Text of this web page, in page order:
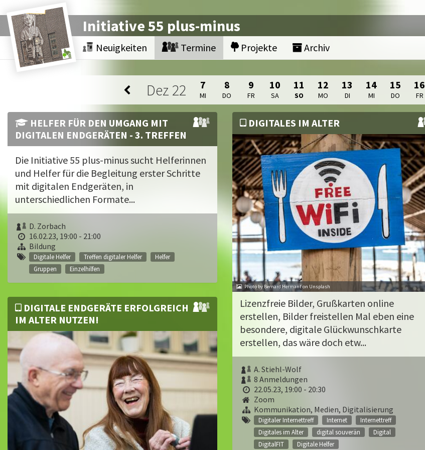
Initiative 55 plus-minus
Neuigkeiten Termine Projekte Archiv
Dez 22 7
MI
8
DO
9
FR
10
SA
11
SO
12
MO
13
DI
14
MI
15
DO
16
FR
HELFER FÜR DEN UMGANG MIT
DIGITALEN ENDGERÄTEN - 3. TREFFEN
Die Initiative 55 plus-minus sucht Helferinnen
und Helfer für die Begleitung erster Schritte
mit digitalen Endgeräten, in
unterschiedlichen Formate...
D. Zorbach
16.02.23, 19:00 - 21:00
Bildung
Digitale Helfer Treffen digitaler Helfer
Helfer
Gruppen
Einzelhilfen
DIGITALES IM ALTER
Photo by Bernard Hermant on Unsplash
Lizenzfreie Bilder, Grußkarten online
erstellen, Bilder freistellen Mal eben eine
besondere, digitale Glückwunschkarte
erstellen, das wäre doch etw...
A. Stiehl-Wolf
8 Anmeldungen
22.05.23, 19:00 - 20:30
Zoom
Kommunikation, Medien, Digitalisierung
Digitaler Internettreff Internet
Internettreff
Digitales im Alter
digital souverän
Digital
DigitalFIT
Digitale Helfer
DIGITALE ENDGERÄTE ERFOLGREICH
IM ALTER NUTZEN!